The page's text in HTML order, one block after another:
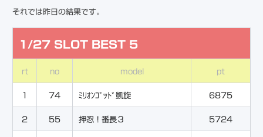
それでは昨日の結果です。
1/27 SLOT BEST 5
rt no model pt
1 74 ﾐﾘｵﾝｺﾞｯﾄﾞ凱旋 6875
2 55 押忍！番長３ 5724